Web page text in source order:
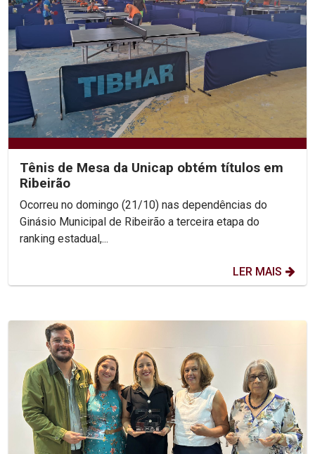
Tênis de Mesa da Unicap obtém títulos em
Ribeirão
Ocorreu no domingo (21/10) nas dependências do
Ginásio Municipal de Ribeirão a terceira etapa do
ranking estadual,...
LER MAIS